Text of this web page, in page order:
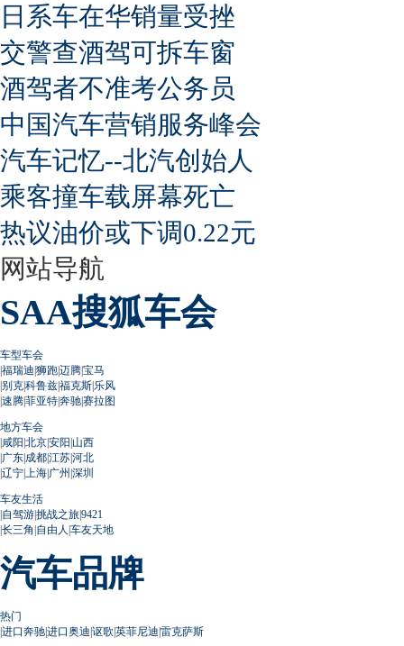
日系车在华销量受挫
交警查酒驾可拆车窗
酒驾者不准考公务员
中国汽车营销服务峰会
汽车记忆--北汽创始人
乘客撞车载屏幕死亡
热议油价或下调0.22元
网站导航
SAA搜狐车会
车型车会
|福瑞迪|狮跑|迈腾|宝马
|别克|科鲁兹|福克斯|乐风
|速腾|菲亚特|奔驰|赛拉图
地方车会
|咸阳|北京|安阳|山西
|广东|成都|江苏|河北
|辽宁| 上海|广州 |深圳
车友生活
|自驾游|挑战之旅|9421
|长三角 |自由人 |车友天地
汽车品牌
热门
|进口奔驰|进口奥迪|讴歌|英菲尼迪|雷克萨斯